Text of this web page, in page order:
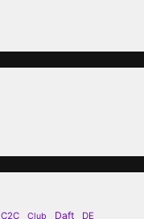
C2C Club Daft
DE